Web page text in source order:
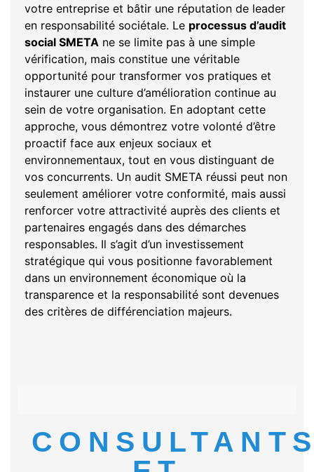
votre entreprise et bâtir une réputation de leader
en responsabilité sociétale. Le processus d’audit
social SMETA ne se limite pas à une simple
vérification, mais constitue une véritable
opportunité pour transformer vos pratiques et
instaurer une culture d’amélioration continue au
sein de votre organisation. En adoptant cette
approche, vous démontrez votre volonté d’être
proactif face aux enjeux sociaux et
environnementaux, tout en vous distinguant de
vos concurrents. Un audit SMETA réussi peut non
seulement améliorer votre conformité, mais aussi
renforcer votre attractivité auprès des clients et
partenaires engagés dans des démarches
responsables. Il s’agit d’un investissement
stratégique qui vous positionne favorablement
dans un environnement économique où la
transparence et la responsabilité sont devenues
des critères de différenciation majeurs.